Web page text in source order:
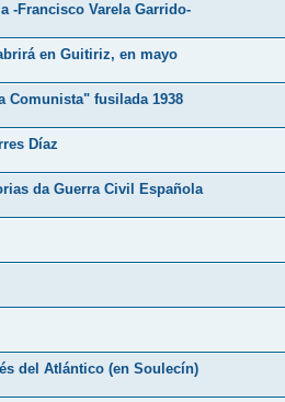
-Francisco Varela Garrido-
en Guitiriz, en mayo
Comunista" fusilada 1938
Díaz
da Guerra Civil Española
del Atlántico (en Soulecín)